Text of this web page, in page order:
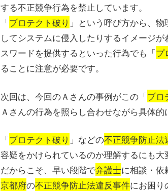
する不正競争行為を禁止しています。
「プロテクト破り 」という呼び方から、
してシステムに侵入したりするイメージ
スワードを提供するといった行為でも「プ
ることに注意が必要です。
次回は、今回のＡさんの事例がこの「プロ
Ａさんの行為を照らし合わせながら具体的
「プロテクト破り 」などの不正競争防止法
容疑をかけられているのか理解するにも大
だからこそ、早い段階で弁護士に相談・依
京都府の不正競争防止法違反事件にお困り